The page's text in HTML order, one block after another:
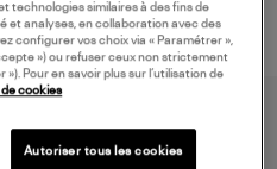
technologies similaires à des fins de
et analyses, en collaboration avec des
configurer vos choix via « Paramétrer »,
») ou refuser ceux non strictement
Pour en savoir plus sur l’utilisation de
cookies
Autoriser tous les cookies